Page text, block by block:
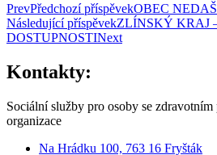
PrevPředchozí příspěvekOBEC
Následující příspěvekZLÍNSKÝ KRAJ
DOSTUPNOSTINext
Kontakty:
Sociální služby pro osoby se
organizace
Na Hrádku 100, 763 16 Fryšták